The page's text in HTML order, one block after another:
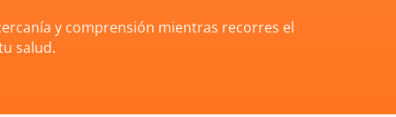
y comprensión mientras recorres el
salud.